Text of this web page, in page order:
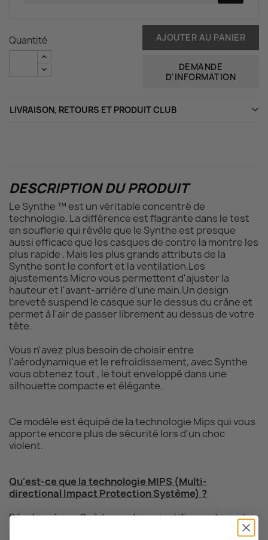
Quantité AJOUTER AU PANIER
DEMANDE
D'INFORMATION
LIVRAISON, RETOURS ET PRODUIT CLUB
DESCRIPTION DU PRODUIT
Le Synthe ™ est un véritable concentré de
technologie. La différence est flagrante dans le test
en souflerie qui révèle que le Synthe est presque
aussi efficace que les casques de contre la montre les
plus rapide . Mais les plus grands attributs de la
Synthe sont le confort et la ventilation.Les
ajustements Micro vous permettent d'ajuster la
hauteur et l'avant-arrière d'une main.Un design
breveté suspend le casque sur le dessus du crâne et
permet à l'air de passer librement au dessus de votre
tête.
Vous n'avez plus besoin de choisir entre
l'aérodynamique et le refroidissement, avec Synthe
vous obtenez tout , le tout enveloppé dans une
silhouette compacte et élégante.
Ce modèle est équipé de la technologie Mips qui vous
apporte encore plus de sécurité lors d'un choc
violent.
Qu'est-ce que la technologie MIPS (Multi-
directional Impact Protection Système) ?
Développée en Suède par des scientifiques du centre
hospitalier Karolinska Hospital et du Royal Institute of